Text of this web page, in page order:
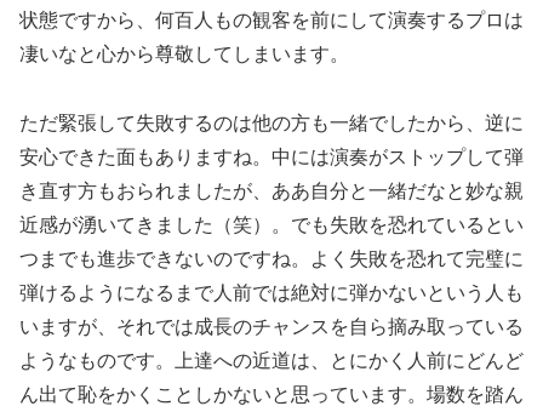
状態ですから、何百人もの観客を前にして演奏するプロは
凄いなと心から尊敬してしまいます。
ただ緊張して失敗するのは他の方も一緒でしたから、逆に
安心できた面もありますね。中には演奏がストップして弾
き直す方もおられましたが、ああ自分と一緒だなと妙な親
近感が湧いてきました（笑）。でも失敗を恐れているとい
つまでも進歩できないのですね。よく失敗を恐れて完璧に
弾けるようになるまで人前では絶対に弾かないという人も
いますが、それでは成長のチャンスを自ら摘み取っている
ようなものです。上達への近道は、とにかく人前にどんど
ん出て恥をかくことしかないと思っています。場数を踏ん